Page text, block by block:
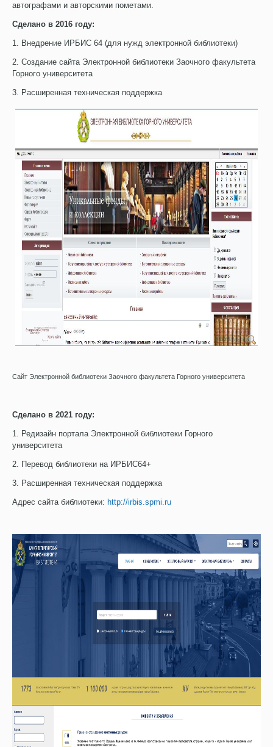
автографами и авторскими пометами.
Сделано в 2016 году:
1. Внедрение ИРБИС 64 (для нужд электронной библиотеки)
2. Создание сайта Электронной библиотеки Заочного факультета
Горного университета
3. Расширенная техническая поддержка
Сайт Электронной библиотеки Заочного факультета Горного университета
Сделано в 2021 году:
1. Редизайн портала Электронной библиотеки Горного
университета
2. Перевод библиотеки на ИРБИС64+
3. Расширенная техническая поддержка
Адрес сайта библиотеки: http://irbis.spmi.ru